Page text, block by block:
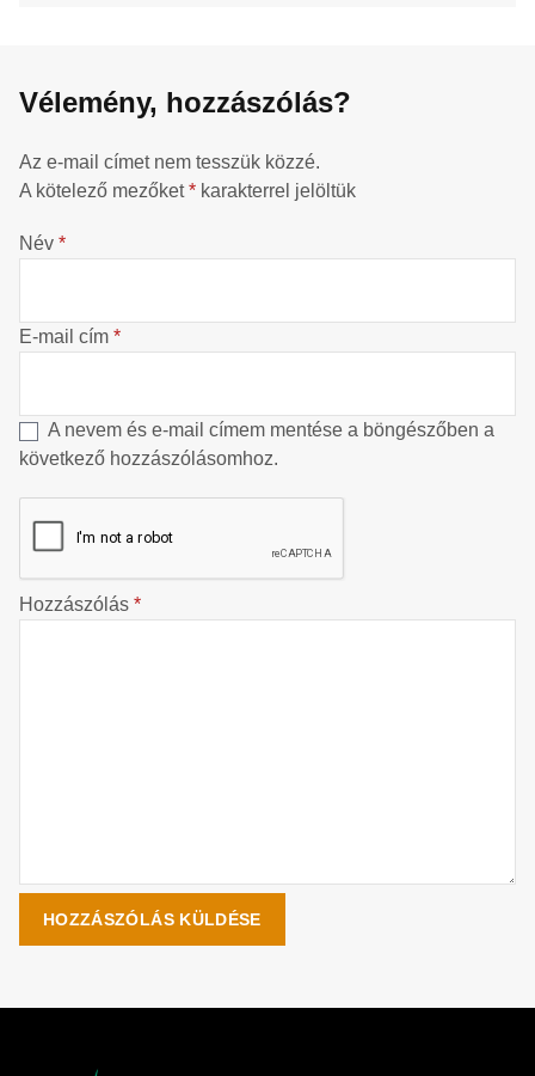
Vélemény, hozzászólás?
Az e-mail címet nem tesszük közzé.
A kötelező mezőket* karakterrel jelöltük
Név *
E-mail cím *
A nevem és e-mail címem mentése a böngészőben a
következő hozzászólásomhoz.
Hozzászólás *